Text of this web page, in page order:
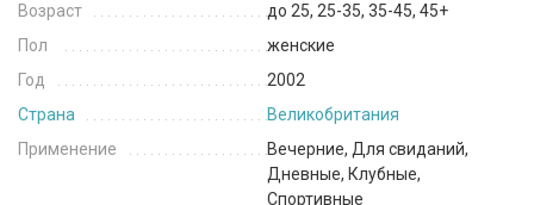
Возраст
до 25, 25-35, 35-45, 45+
Пол
женские
Год
2002
Страна
Великобритания
Применение
Вечерние, Для свиданий,
Дневные, Клубные,
Спортивные